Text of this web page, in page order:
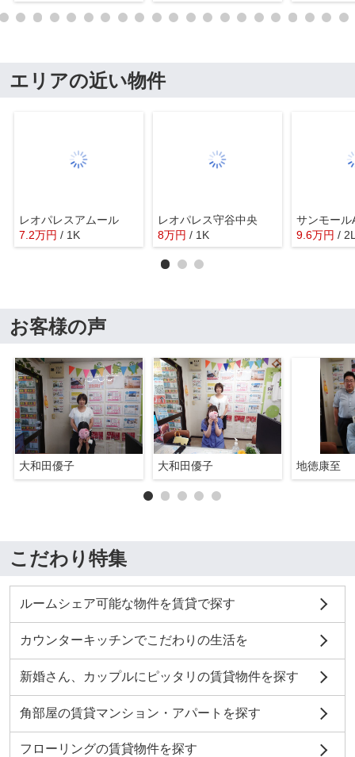
エリアの近い物件
レオパレスアムール
7.2万円 / 1K
レオパレス守谷中央
8万円 / 1K
サンモール
9.6万円 /
お客様の声
大和田優子 大和田優子 地徳康至
こだわり特集
ルームシェア可能な物件を賃貸で探す
カウンターキッチンでこだわりの生活を
新婚さん、カップルにピッタリの賃貸物件を探す
角部屋の賃貸マンション・アパートを探す
フローリングの賃貸物件を探す